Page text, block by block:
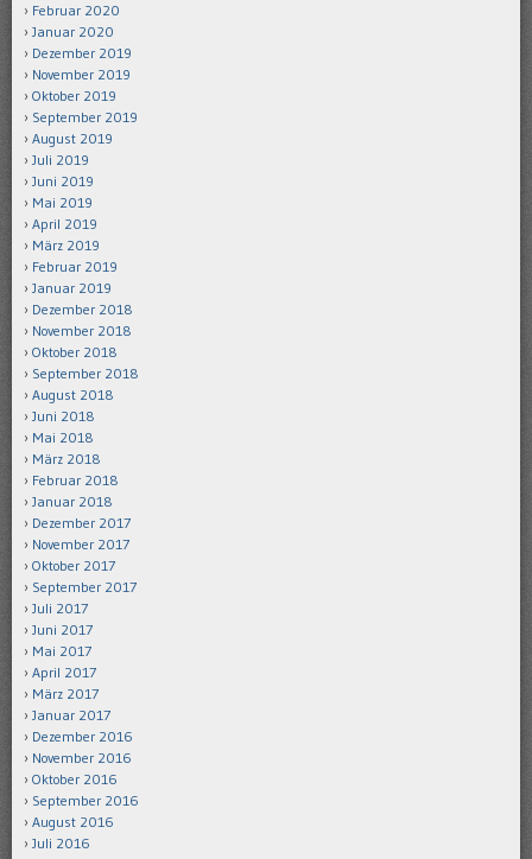
Februar 2020
Januar 2020
Dezember 2019
November 2019
Oktober 2019
September 2019
August 2019
Juli 2019
Juni 2019
Mai 2019
April 2019
März 2019
Februar 2019
Januar 2019
Dezember 2018
November 2018
Oktober 2018
September 2018
August 2018
Juni 2018
Mai 2018
März 2018
Februar 2018
Januar 2018
Dezember 2017
November 2017
Oktober 2017
September 2017
Juli 2017
Juni 2017
Mai 2017
April 2017
März 2017
Januar 2017
Dezember 2016
November 2016
Oktober 2016
September 2016
August 2016
Juli 2016